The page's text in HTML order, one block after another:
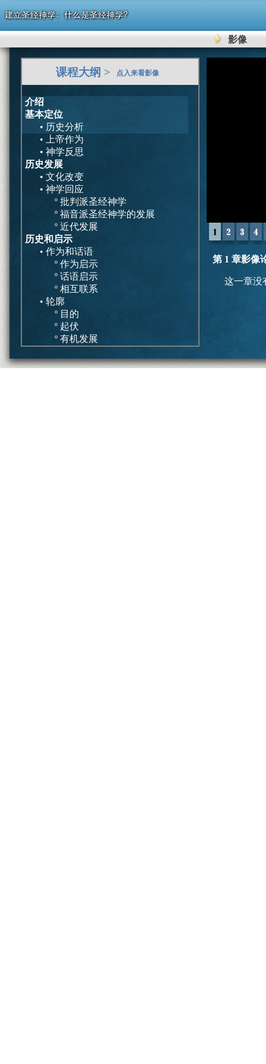
影像
第 1 章影像
这一章没
课程大纲 > 点入来看影像
介绍
基本定位
• 历史分析
• 上帝作为
• 神学反思
历史发展
• 文化改变
• 神学回应
º 批判派圣经神学
º 福音派圣经神学的发展
º 近代发展
历史和启示
• 作为和话语
º 作为启示
º 话语启示
º 相互联系
• 轮廓
º 目的
º 起伏
º 有机发展